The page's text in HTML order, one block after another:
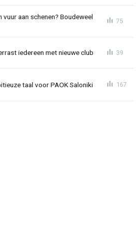
vuur aan schenen? Boudeweel
75
iedereen met nieuwe club 39
taal voor PAOK Saloniki 167